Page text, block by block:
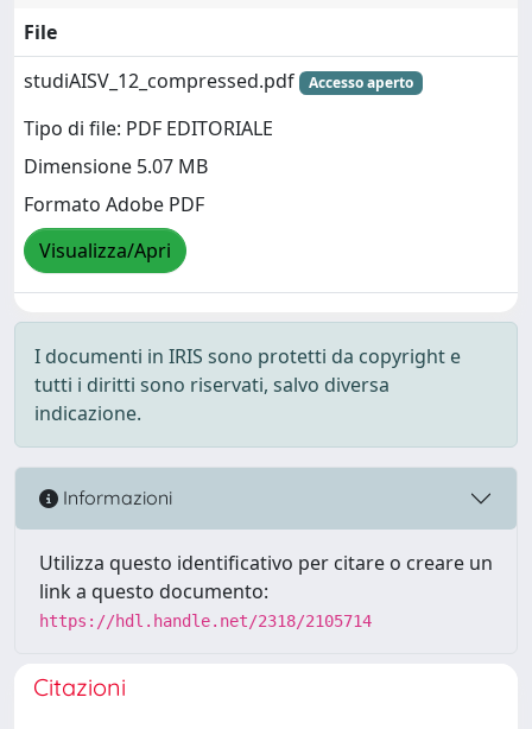
File
studiAISV_12_compressed.pdf
Accesso aperto
Tipo di file: PDF EDITORIALE
Dimensione 5.07 MB
Formato Adobe PDF
Visualizza/Apri
I documenti in IRIS sono protetti da copyright e
tutti i diritti sono riservati, salvo diversa
indicazione.
Informazioni
Utilizza questo identificativo per citare o creare un
link a questo documento:
https://hdl.handle.net/2318/2105714
Citazioni